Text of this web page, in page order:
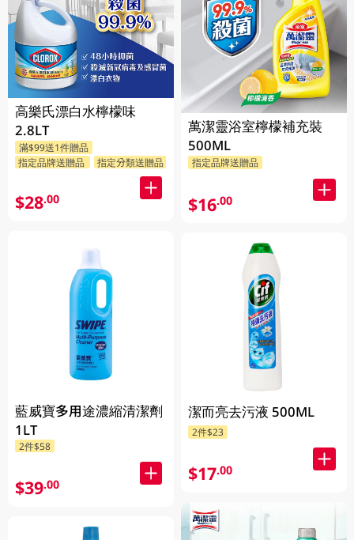
高樂氏漂白水檸檬味
2.8LT
滿$99送1件贈品
指定品牌送贈品
指定分類送贈品
$28.00
藍威寶多用途濃縮清潔劑
1LT
2件$58
$39.00
萬潔靈浴室檸檬補充裝
500ML
指定品牌送贈品
$16.00
潔而亮去污液 500ML
2件$23
$17.00